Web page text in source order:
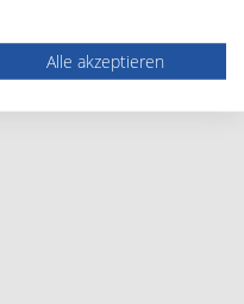
Alle akzeptieren